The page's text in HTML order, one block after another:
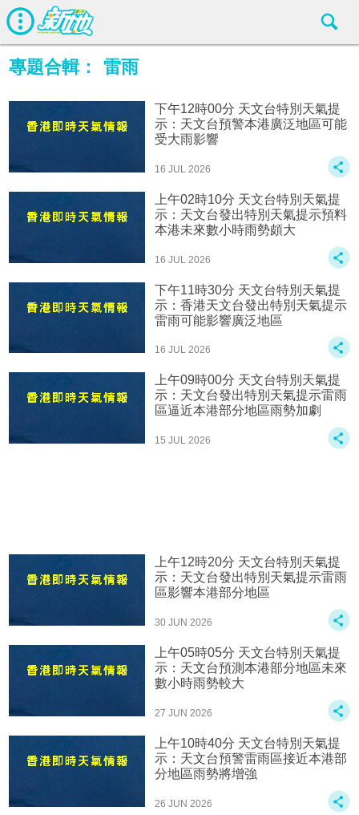
專題合輯： 雷雨
下午12時00分 天文台特別天氣提
示：天文台預警本港廣泛地區可能
受大雨影響
16 JUL 2026
上午02時10分 天文台特別天氣提
示：天文台發出特別天氣提示預料
本港未來數小時雨勢頗大
16 JUL 2026
下午11時30分 天文台特別天氣提
示：香港天文台發出特別天氣提示
雷雨可能影響廣泛地區
16 JUL 2026
上午09時00分 天文台特別天氣提
示：天文台發出特別天氣提示雷雨
區逼近本港部分地區雨勢加劇
15 JUL 2026
上午12時20分 天文台特別天氣提
示：天文台發出特別天氣提示雷雨
區影響本港部分地區
30 JUN 2026
上午05時05分 天文台特別天氣提
示：天文台預測本港部分地區未來
數小時雨勢較大
27 JUN 2026
上午10時40分 天文台特別天氣提
示：天文台預警雷雨區接近本港部
分地區雨勢將增強
26 JUN 2026